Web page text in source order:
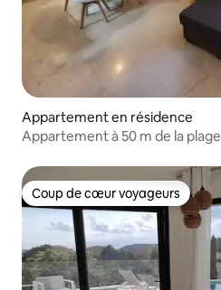
Appartement en résidence
Appartement à 50 m de la plage
Coup de cœur voyageurs
Coup de cœur voyageurs